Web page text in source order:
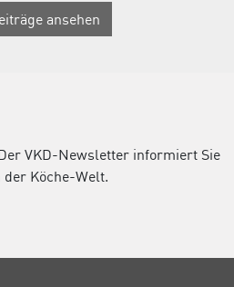
ansehen
VKD-Newsletter informiert Sie
Köche-Welt.